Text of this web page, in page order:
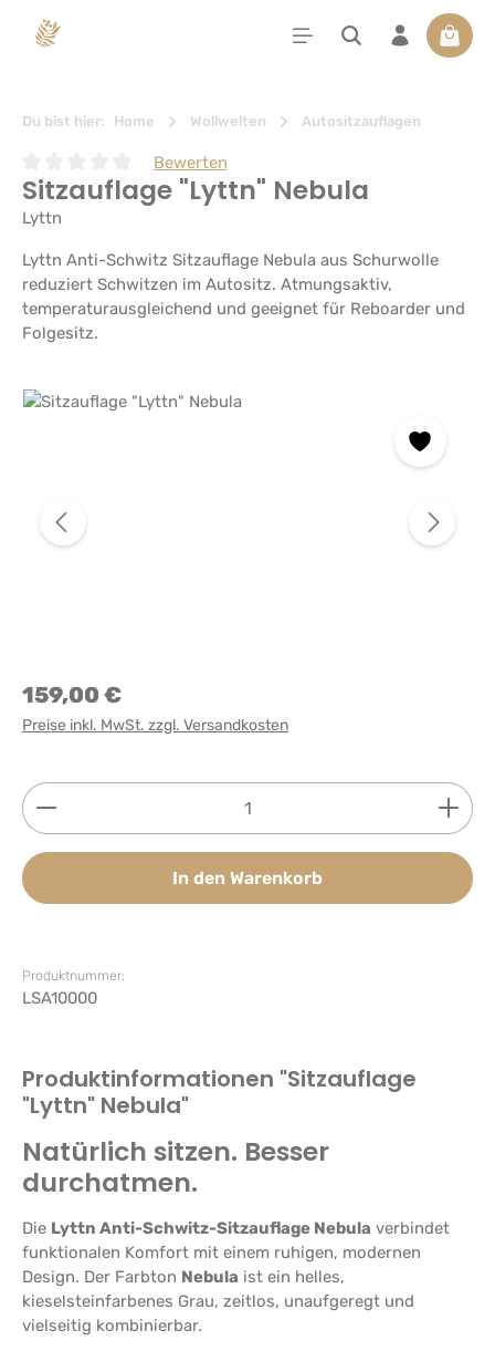
springen
Du bist hier: Home Wollwelten Autositzauflagen
Durchschnittliche Bewertung von 0 von 5 Sternen
Bewerten
Sitzauflage "Lyttn" Nebula
Lyttn
Lyttn Anti-Schwitz Sitzauflage Nebula aus Schurwolle
reduziert Schwitzen im Autositz. Atmungsaktiv,
temperaturausgleichend und geeignet für Reboarder und
Folgesitz.
Bildergalerie überspringen
159,00 €
Preise inkl. MwSt. zzgl. Versandkosten
Produkt Anzahl: Gib den gewünschten Wert ein
In den Warenkorb
Produktnummer:
LSA10000
Produktinformationen "Sitzauflage
"Lyttn" Nebula"
Natürlich sitzen. Besser
durchatmen.
Die Lyttn Anti-Schwitz-Sitzauflage Nebula verbindet
funktionalen Komfort mit einem ruhigen, modernen
Design. Der Farbton Nebula ist ein helles,
kieselsteinfarbenes Grau, zeitlos, unaufgeregt und
vielseitig kombinierbar.